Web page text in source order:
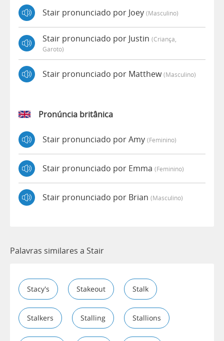
Stair pronunciado por Joey (masculino)
Stair pronunciado por Justin (criança,
Garoto)
Stair pronunciado por Matthew(masculino)
Pronúncia britânica
Stair pronunciado por Amy (feminino)
Stair pronunciado por Emma (feminino)
Stair pronunciado por Brian (masculino)
Palavras similares a Stair
Stacy's Stakeout Stalk
Stalkers Stalling Stallions